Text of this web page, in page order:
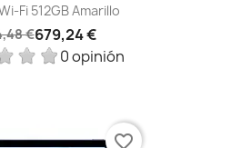
Fi 512GB Amarillo
€679,24 €
0 opinión
favorite_border